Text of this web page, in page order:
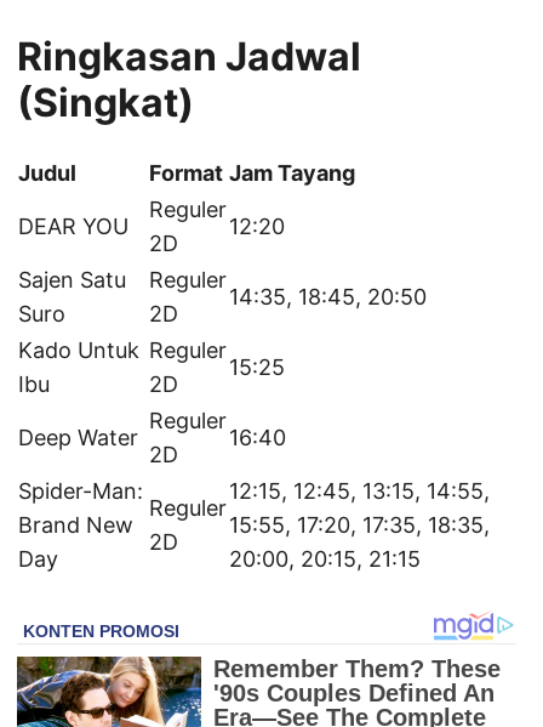
Ringkasan Jadwal
(Singkat)
Judul Format Jam Tayang
DEAR YOU
Reguler
2D
12:20
Sajen Satu
Suro
Reguler
2D
14:35, 18:45, 20:50
Kado Untuk
Ibu
Reguler
2D
15:25
Deep Water
Reguler
2D
16:40
Spider-Man:
Brand New
Day
Reguler
2D
12:15, 12:45, 13:15, 14:55,
15:55, 17:20, 17:35, 18:35,
20:00, 20:15, 21:15